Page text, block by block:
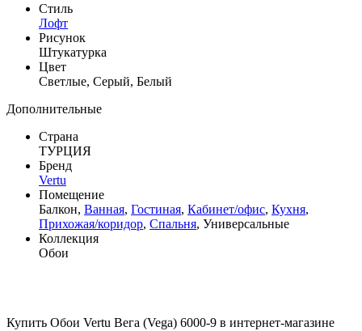
Стиль
Лофт
Рисунок
Штукатурка
Цвет
Светлые, Серый, Белый
Дополнительные
Страна
ТУРЦИЯ
Бренд
Vertu
Помещение
Балкон, Ванная, Гостиная, Кабинет/офис, Кухня,
Прихожая/коридор, Спальня, Универсальные
Коллекция
Обои
Купить Обои Vertu Вега (Vega) 6000-9 в интернет-магазине